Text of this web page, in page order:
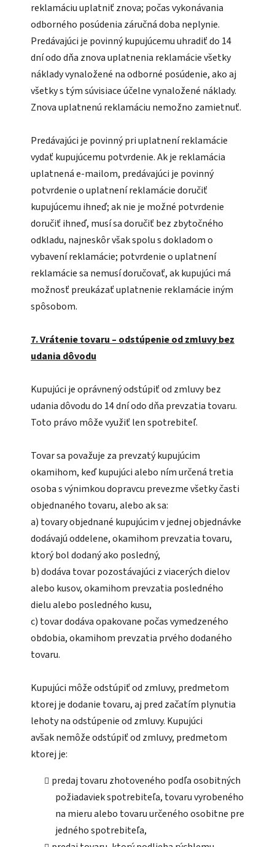
reklamáciu uplatniť znova; počas vykonávania
odborného posúdenia záručná doba neplynie.
Predávajúci je povinný kupujúcemu uhradiť do 14
dní odo dňa znova uplatnenia reklamácie všetky
náklady vynaložené na odborné posúdenie, ako aj
všetky s tým súvisiace účelne vynaložené náklady.
Znova uplatnenú reklamáciu nemožno zamietnuť.
Predávajúci je povinný pri uplatnení reklamácie
vydať kupujúcemu potvrdenie. Ak je reklamácia
uplatnená e-mailom, predávajúci je povinný
potvrdenie o uplatnení reklamácie doručiť
kupujúcemu ihneď; ak nie je možné potvrdenie
doručiť ihneď, musí sa doručiť bez zbytočného
odkladu, najneskôr však spolu s dokladom o
vybavení reklamácie; potvrdenie o uplatnení
reklamácie sa nemusí doručovať, ak kupujúci má
možnosť preukázať uplatnenie reklamácie iným
spôsobom.
7. Vrátenie tovaru – odstúpenie od zmluvy bez
udania dôvodu
Kupujúci je oprávnený odstúpiť od zmluvy bez
udania dôvodu do 14 dní odo dňa prevzatia tovaru.
Toto právo môže využiť len spotrebiteľ.
Tovar sa považuje za prevzatý kupujúcim
okamihom, keď kupujúci alebo ním určená tretia
osoba s výnimkou dopravcu prevezme všetky časti
objednaného tovaru, alebo ak sa:
a) tovary objednané kupujúcim v jednej objednávke
dodávajú oddelene, okamihom prevzatia tovaru,
ktorý bol dodaný ako posledný,
b) dodáva tovar pozostávajúci z viacerých dielov
alebo kusov, okamihom prevzatia posledného
dielu alebo posledného kusu,
c) tovar dodáva opakovane počas vymedzeného
obdobia, okamihom prevzatia prvého dodaného
tovaru.
Kupujúci môže odstúpiť od zmluvy, predmetom
ktorej je dodanie tovaru, aj pred začatím plynutia
lehoty na odstúpenie od zmluvy. Kupujúci
avšak nemôže odstúpiť od zmluvy, predmetom
ktorej je:
predaj tovaru zhotoveného podľa osobitných
požiadaviek spotrebiteľa, tovaru vyrobeného
na mieru alebo tovaru určeného osobitne pre
jedného spotrebiteľa,